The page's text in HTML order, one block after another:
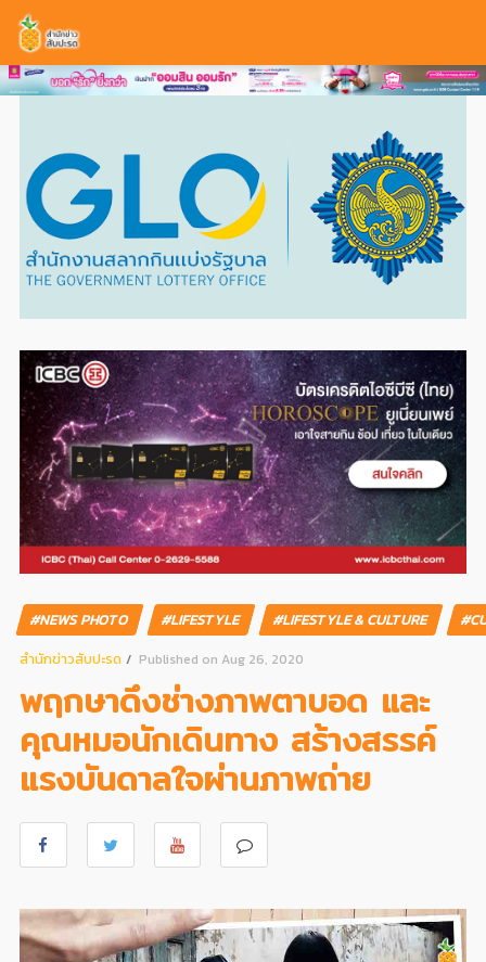
#NEWS PHOTO #LIFESTYLE #LIFESTYLE & CULTURE
สํานักข่าวสับปะรด
Published on Aug 26, 2020
พฤกษาดึงช่างภาพตาบอด และ
คุณหมอนักเดินทาง สร้างสรรค์
แรงบันดาลใจผ่านภาพถ่าย